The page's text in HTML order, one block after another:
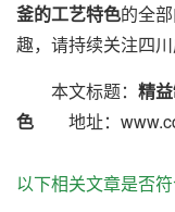
釜的工艺特色的全
趣，请持续关注四
本文标题： 精
色 地址：
以下相关文章是否